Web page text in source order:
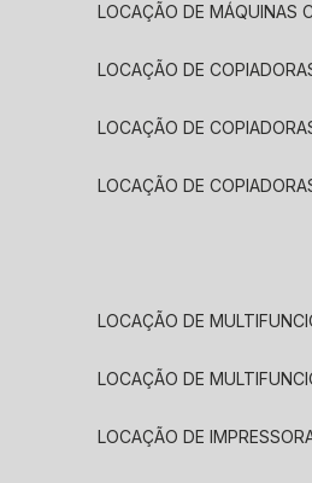
LOCAÇÃO DE MÁQUINAS
LOCAÇÃO DE
LOCAÇÃO DE
LOCAÇÃO DE
LOCAÇÃO DE
LOCAÇÃO DE
LOCAÇÃO DE